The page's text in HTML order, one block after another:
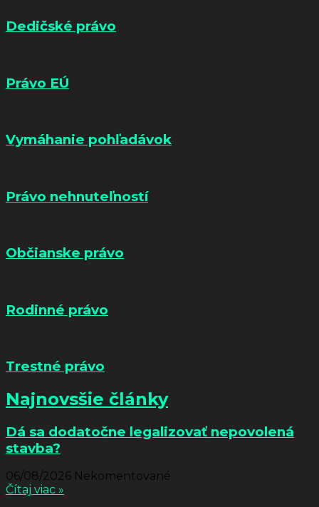
Dedičské právo
Právo EÚ
Vymáhanie pohľadávok
Právo nehnuteľností
Občianske právo
Rodinné právo
Trestné právo
Najnovsšie články
Dá sa dodatočne legalizovať nepovolená
stavba?
06/08/2026 Nekomentované
Čítaj viac »